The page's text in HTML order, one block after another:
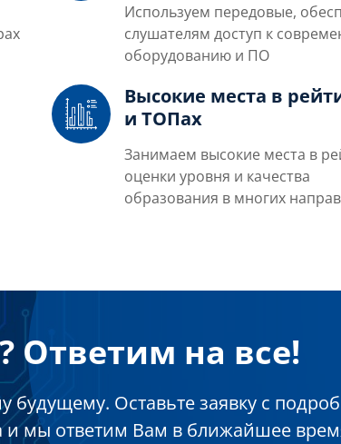
Используем передовые,
слушателям доступ к
оборудованию и ПО
Высокие места в
и ТОПах
Занимаем высокие места в
оценки уровня и качества
образования в многих
Ответим на все!
Оставьте заявку с
мы ответим Вам в ближайшее